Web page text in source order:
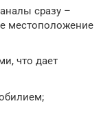
сразу –
местоположение
что дает